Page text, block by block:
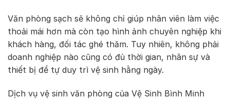
Văn phòng sạch sẽ không chỉ giúp nhân viên làm việc
thoải mái hơn mà còn tạo hình ảnh chuyên nghiệp khi
khách hàng, đối tác ghé thăm. Tuy nhiên, không phải
doanh nghiệp nào cũng có đủ thời gian, nhân sự và
thiết bị để tự duy trì vệ sinh hằng ngày.
Dịch vụ vệ sinh văn phòng của Vệ Sinh Bình Minh